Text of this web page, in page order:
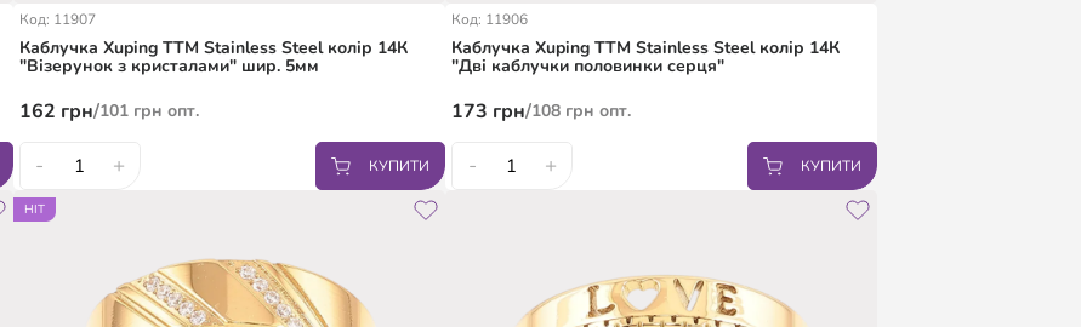
Код: 11907
Каблучка Xuping TTM Stainless Steel колір 14К
"Візерунок з кристалами" шир. 5мм
162 грн/101грн опт.
- + КУПИТИ
16.5
Код: 11906
Каблучка Xuping TTM Stainless Steel колір 14К
"Дві каблучки половинки серця"
173 грн/108 грн опт.
- + КУПИТИ
HIT